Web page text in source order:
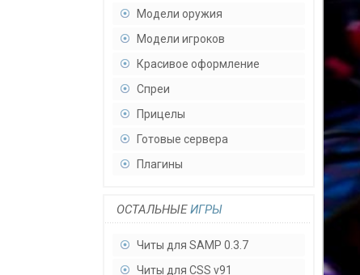
Модели оружия
Модели игроков
Красивое оформление
Спреи
Прицелы
Готовые сервера
Плагины
ОСТАЛЬНЫЕИГРЫ
Читы для SAMP 0.3.7
Читы для CSS v91